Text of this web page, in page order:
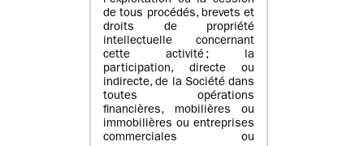
de tous procédés, brevets et
droits de propriété
intellectuelle concernant
cette activité ; la
participation, directe ou
indirecte, de la Société dans
toutes opérations
financières, mobilières ou
immobilières ou entreprises
commerciales ou